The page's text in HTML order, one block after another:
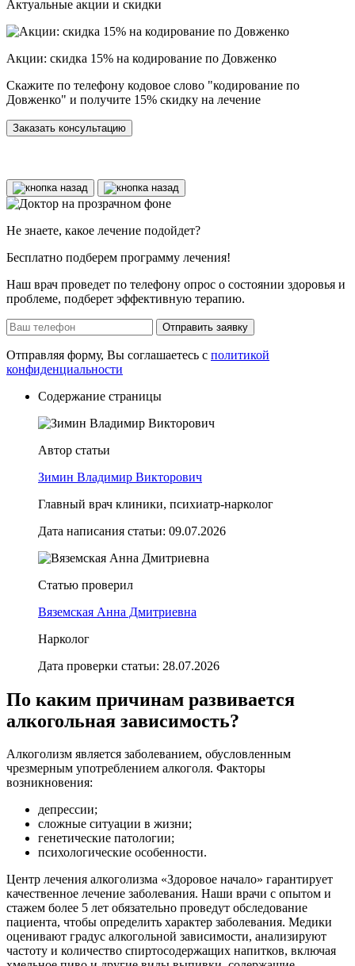
Актуальные акции и скидки
Акции: скидка 15% на кодирование по Довженко
Скажите по телефону кодовое слово "кодирование по
Довженко" и получите 15% скидку на лечение
Заказать консультацию
Не знаете, какое лечение подойдет?
Бесплатно подберем программу лечения!
Наш врач проведет по телефону опрос о состоянии здоровья и
проблеме, подберет эффективную терапию.
Отправить заявку
Отправляя форму, Вы соглашаетесь с политикой
конфиденциальности
Содержание страницы
Автор статьи
Зимин Владимир Викторович
Главный врач клиники, психиатр-нарколог
Дата написания статьи: 09.07.2026
Статью проверил
Вяземская Анна Дмитриевна
Нарколог
Дата проверки статьи: 28.07.2026
По каким причинам развивается
алкогольная зависимость?
Алкоголизм является заболеванием, обусловленным
чрезмерным употреблением алкоголя. Факторы
возникновения:
депрессии;
сложные ситуации в жизни;
генетические патологии;
психологические особенности.
Центр лечения алкоголизма «Здоровое начало» гарантирует
качественное лечение заболевания. Наши врачи с опытом и
стажем более 5 лет обязательно проведут обследование
пациента, чтобы определить характер заболевания. Медики
оценивают градус алкогольной зависимости, анализируют
частоту и количество спиртосодержащих напитков, включая